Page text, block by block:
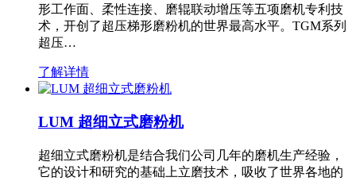
形工作面、柔性连接、磨辊联动增压等五项磨机专利技
术，开创了超压梯形磨粉机的世界最高水平。TGM系列
超压…
了解详情
LUM 超细立式磨粉机
超细立式磨粉机是结合我们公司几年的磨机生产经验，
它的设计和研究的基础上立磨技术，吸收了世界各地的